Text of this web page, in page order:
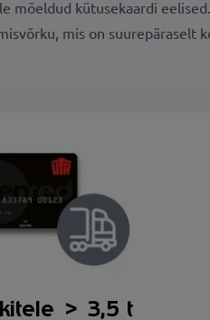
mõeldud kütusekaardi
mis on suurepäraselt
> 3,5 t